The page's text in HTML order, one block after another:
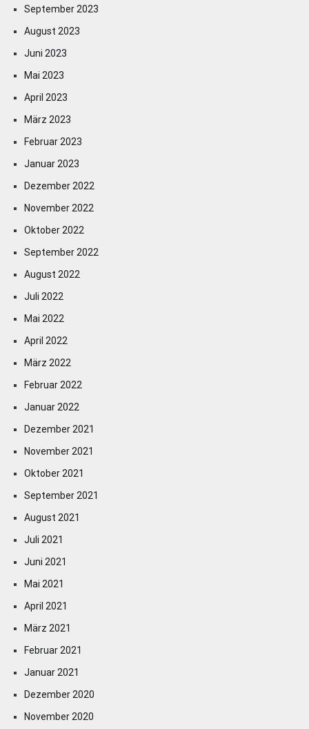
September 2023
August 2023
Juni 2023
Mai 2023
April 2023
März 2023
Februar 2023
Januar 2023
Dezember 2022
November 2022
Oktober 2022
September 2022
August 2022
Juli 2022
Mai 2022
April 2022
März 2022
Februar 2022
Januar 2022
Dezember 2021
November 2021
Oktober 2021
September 2021
August 2021
Juli 2021
Juni 2021
Mai 2021
April 2021
März 2021
Februar 2021
Januar 2021
Dezember 2020
November 2020